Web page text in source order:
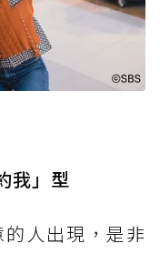
我」型
人出現，是非